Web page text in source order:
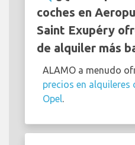
coches en
Saint Exupéry
de alquiler más
ALAMO a menudo
precios en alquileres
Opel.